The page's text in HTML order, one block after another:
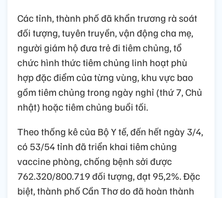
Các tỉnh, thành phố đã khẩn trương rà soát
đối tượng, tuyên truyền, vận động cha mẹ,
người giám hộ đưa trẻ đi tiêm chủng, tổ
chức hình thức tiêm chủng linh hoạt phù
hợp đặc điểm của từng vùng, khu vực bao
gồm tiêm chủng trong ngày nghỉ (thứ 7, Chủ
nhật) hoặc tiêm chủng buổi tối.
Theo thống kê của Bộ Y tế, đến hết ngày 3/4,
có 53/54 tỉnh đã triển khai tiêm chủng
vaccine phòng, chống bệnh sởi được
762.320/800.719 đối tượng, đạt 95,2%. Đặc
biệt, thành phố Cần Thơ do đã hoàn thành